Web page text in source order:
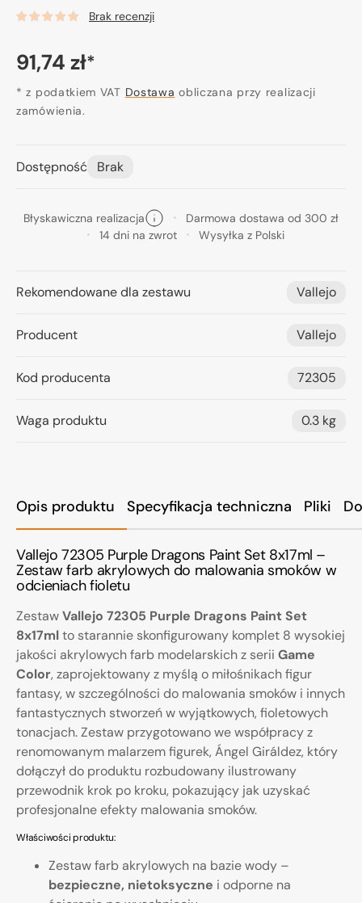
Opis produktu Specyfikacja techniczna Pliki
Vallejo 72305 Purple Dragons Paint Set 8x17ml –
Zestaw farb akrylowych do malowania smoków w
odcieniach fioletu
ZestawVallejo 72305 Purple Dragons Paint Set
8x17mlto starannie skonfigurowany komplet 8 wysokiej
jakości akrylowych farb modelarskich z serii Game
Color, zaprojektowany z myślą o miłośnikach figur
fantasy, w szczególności do malowania smoków i innych
fantastycznych stworzeń w wyjątkowych, fioletowych
tonacjach. Zestaw przygotowano we współpracy z
renomowanym malarzem figurek, Ángel Giráldez, który
dołączył do produktu rozbudowany ilustrowany
przewodnik krok po kroku, pokazujący jak uzyskać
profesjonalne efekty malowania smoków.
Właściwości produktu:
Zestaw farb akrylowych na bazie wody –
bezpieczne, nietoksyczne i odporne na
Brak recenzji
Cena
regularna
91,74 zł*
* z podatkiem VAT Dostawa obliczana przy realizacji
zamówienia.
Dostępność Brak
Błyskawiczna realizacja
Darmowa dostawa od 300 zł
14 dni na zwrot
Wysyłka z Polski
Rekomendowane dla zestawu Vallejo
Producent Vallejo
Kod producenta 72305
Waga produktu 0.3 kg